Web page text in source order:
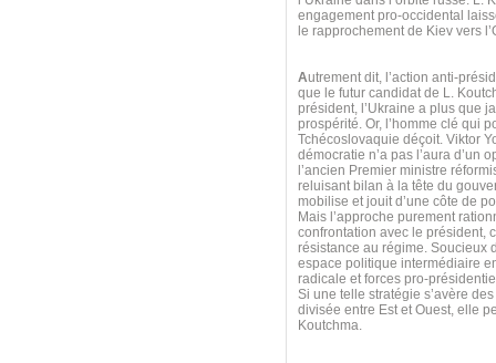
engagement pro-occidental
le rapprochement de Kiev vers
Autrement dit, l’action anti-
que le futur candidat de L.
président, l’Ukraine a plus que
prospérité. Or, l’homme clé qui
Tchécoslovaquie déçoit. Viktor
démocratie n’a pas l’aura d’un
l’ancien Premier ministre
reluisant bilan à la tête du
mobilise et jouit d’une côte de
Mais l’approche purement
confrontation avec le président,
résistance au régime. Soucieux
espace politique intermédiaire
radicale et forces pro-
Si une telle stratégie s’avère
divisée entre Est et Ouest, elle
Koutchma.